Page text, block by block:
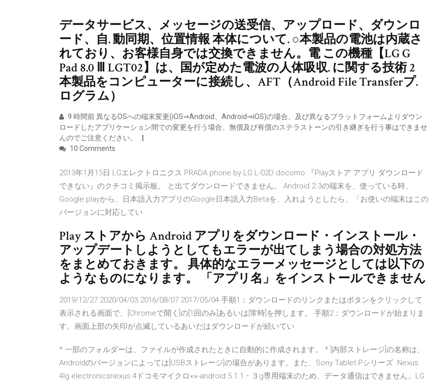
データサービス、メッセージの送受信、アップロード、ダウンロ
ード、自. 動同期、位置情報 本体について. ○本製品の電池は内蔵さ
れており、お客様自身では交換できません。電 この機種【LG G
Pad 8.0 Ⅲ LGT02】は、国が定めた電波の人体吸収. に関する技術 2
本製品をコンピューターに接続し、AFT（Android File Transferプ.
ログラム）
9 時間前 異なるOSへの端末変更(iOS⇒Android、Android⇒iOS)の場合、及び異なるプラットフォームよりダウン
ロードしたアプリケーション間での変更を行う場合、無償及び有償のステラストーンの引き継ぎを行う事はできませ
んのでご注意ください。
10 Comments
2013年1月15日 LGエレクトロニクス PRADA phone by LG L-02D docomo 『Playストア アプリ ダウンロード
できない』のクチコミ掲示板。 と出てダウンロードできません。 Android 2.3の端末を、使っている時、
Google playから、日本語入力アプリのGoogle日本語入力Betaを、入れようとしたら、「お使いの端末はこの
バージョンに対応してい
Play ストアから Android アプリをダウンロード・インストール・
アップデートしようとしてもエラーが出てしまう場合の対処方法
をまとめておきます。 具体的なエラーメッセージとしては以下の
ようなものになります。 「アプリ名」をインストールできません
2019/12/27 2020/04/03 2016/08/07 2017/05/04 手順1：ダウンロードのリンクまたはボタンをクリックして
表示される画面で、[Chromeで開く]の[1回のみ]あるいは[常時]を押します。 手順2：ダウンロードが始まりま
す。画面上部の矢印が点滅しているあいだはダウンロードが続いてい
* 一部のフォルダーは、ファイルが作成されたときに自動的に作成されます。 * [内部ストレージ]の名称は、
Androidのバージョンによっては[USBストレージ]の場合があります。また、Sony Tablet Pシリーズ Nexus
4lg electronicsnexus 4ドコモマイクロ××-android 5.1.1・３g専用端末のため、データ通信はできません。LG